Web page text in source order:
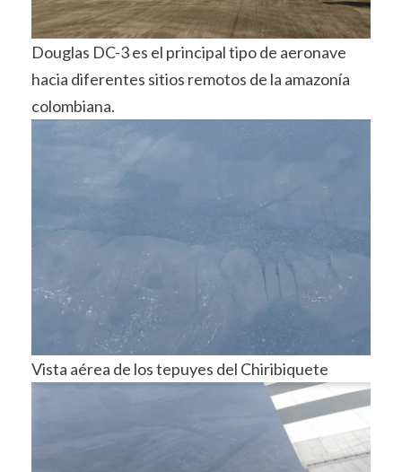
Douglas DC-3 es el principal tipo de aeronave
hacia diferentes sitios remotos de la amazonía
colombiana.
Vista aérea de los tepuyes del Chiribiquete